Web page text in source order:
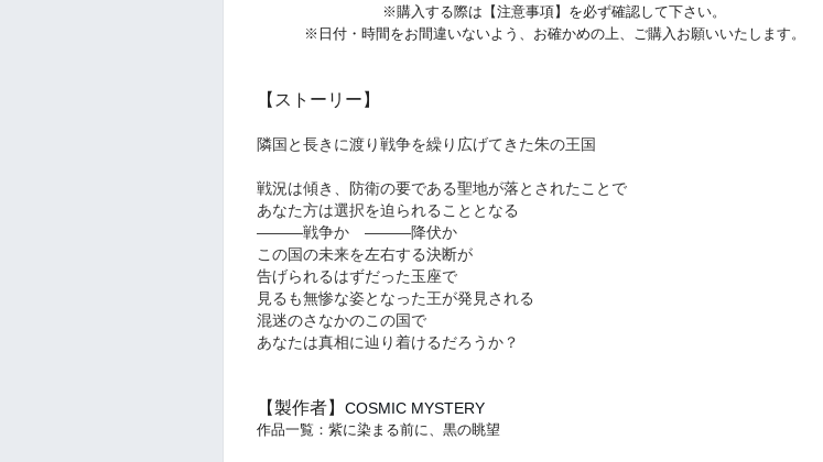
※購入する際は【注意事項】を必ず確認して下さい。
※日付・時間をお間違いないよう、 お確かめの上、ご購入お願いいたします。
【スト ーリー】
隣国と長きに渡り戦争を繰り広げてきた朱の王国
戦況は傾き、防衛の要である聖地が落とされたことで
あなた方は選択を迫られることとなる
―――戦争か ―――降伏か
この国の未来を左右する決断が
告げられるはずだった玉座で
見るも無惨な姿となった王が発見される
混迷のさなかのこの国で
あなたは真相に辿り着けるだろうか？
【製作者】 COSMIC MYSTERY
作品一覧：紫に染まる前に、黒の眺望